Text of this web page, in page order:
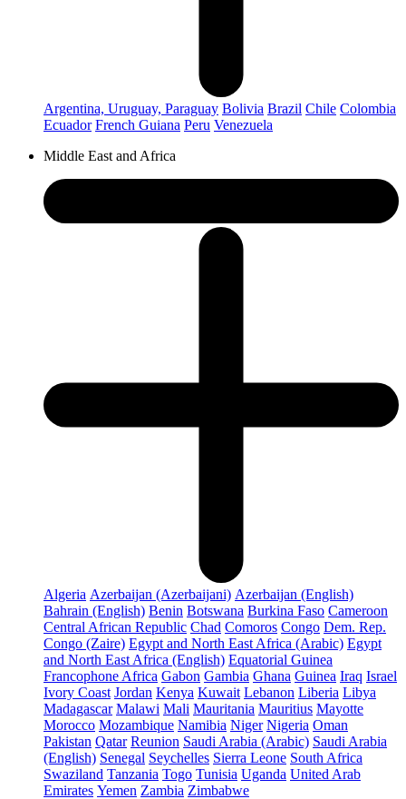
Argentina, Uruguay, Paraguay Bolivia Brazil Chile Colombia
Ecuador French Guiana Peru Venezuela
Middle East and Africa
Algeria Azerbaijan (Azerbaijani) Azerbaijan (English)
Bahrain (English) Benin Botswana Burkina Faso Cameroon
Central African Republic Chad Comoros Congo Dem. Rep.
Congo (Zaire) Egypt and North East Africa (Arabic) Egypt
and North East Africa (English) Equatorial Guinea
Francophone Africa Gabon Gambia Ghana Guinea Iraq Israel
Ivory Coast Jordan Kenya Kuwait Lebanon Liberia Libya
Madagascar Malawi Mali Mauritania Mauritius Mayotte
Morocco Mozambique Namibia Niger Nigeria Oman
Pakistan Qatar Reunion Saudi Arabia (Arabic) Saudi Arabia
(English) Senegal Seychelles Sierra Leone South Africa
Swaziland Tanzania Togo Tunisia Uganda United Arab
Emirates Yemen Zambia Zimbabwe